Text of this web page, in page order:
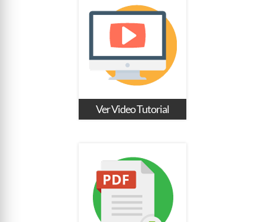
Ver Video Tutorial